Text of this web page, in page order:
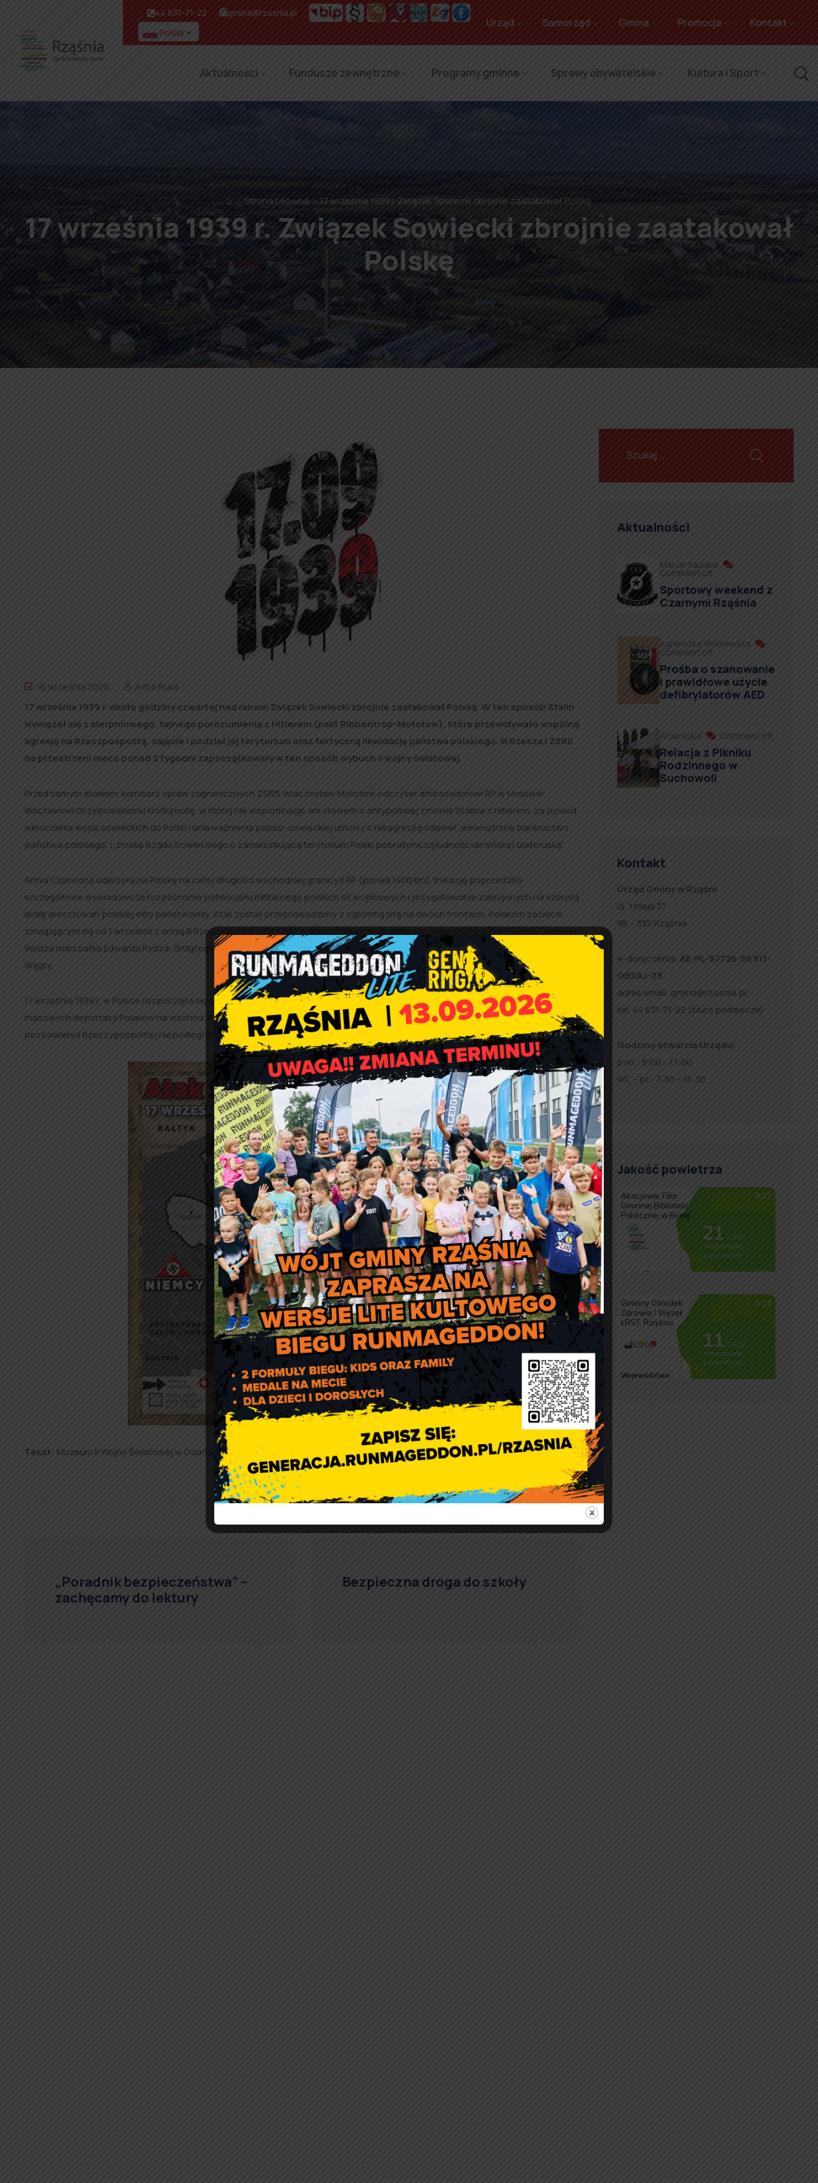
44 631-71-22 gmina@rzasnia.pl
Polski ▼
Urząd Samorząd Gmina Promocja Kontakt
Aktualności Fundusze zewnętrzne Programy gminne Sprawy obywatelskie Kultura i Sport
⌂ Strona Główna 17 września 1939 r. Związek Sowiecki zbrojnie zaatakował Polskę
17 września 1939 r. Związek Sowiecki zbrojnie zaatakował
Polskę
16 września 2025
Artur Ruka
17 września 1939 r. około godziny czwartej nad ranem Związek Sowiecki zbrojnie zaatakował Polskę. W ten sposób Stalin
wywiązał się z sierpniowego, tajnego porozumienia z Hitlerem (pakt Ribbentrop-Mołotow), które przewidywało wspólną
agresję na Rzeczpospolitą, zajęcie i podział jej terytorium oraz faktyczną likwidację państwa polskiego. III Rzesza i ZSRS
na przestrzeni nieco ponad 2 tygodni zapoczątkowały w ten sposób wybuch II wojny światowej.
Przed samym atakiem, komisarz spraw zagranicznych ZSRS Wiaczesław Mołotow odczytał ambasadorowi RP w Moskwie
Wacławowi Grzybowskiemu krótką notę, w której nie wspominając ani słowem o antypolskiej zmowie Stalina z Hitlerem, za powód
wkroczenia wojsk sowieckich do Polski i unieważnienia polsko-sowieckiej umowy o nieagresji podawał „wewnętrzne bankructwo
państwa polskiego” i „troskę Rządu Sowieckiego o zamieszkującą terytorium Polski pobratymczą ludność ukraińską i białoruską”.
Armia Czerwona uderzyła na Polskę na całej długości wschodniej granicy II RP (ponad 1400 km). Inwazję poprzedziło
szczegółowe wywiadowcze rozpoznanie potencjału militarnego polskich sił wojskowych i przygotowanie zakrojonych na szeroką
skalę aresztowań polskiej elity państwowej. Atak został przeprowadzony z ogromną siłą na dwóch frontach. Polakom zacięcie
zmagającym się od 1 września z armią III Rzeszy został wbity nóż w plecy. Sytuację dodatkowo pogarszała dyrektywa Naczelnego
Wodza marszałka Edwarda Rydza-Śmigłego o unikaniu walk z jednostkami ACz i wycofywaniu oddziałów WP do Rumunii i na
Węgry.
17 września 1939 r. w Polsce rozpoczęła się okupacja sowiecka, która w niedługim czasie doprowadziła do ludobójstwa w Katyniu i
masowych deportacji Polaków na wschód. Poza tym ta data to symboliczny początek trwałej utraty Kresów Wschodnich i
pozbawienia Rzeczypospolitej niepodległości na kilkadziesiąt następnych lat.
Tekst: Muzeum II Wojny Światowej w Gdańsku.Mapa: Muzeum Kierownictwa Dywersji Armii Krajowej.
„Poradnik bezpieczeństwa” –
zachęcamy do lektury
Bezpieczna droga do szkoły
Aktualności
Marcin Kazuba
Comment off
Sportowy weekend z
Czarnymi Rząśnia
Agnieszka Wiśniewska
Comment off
Prośba o szanowanie
i prawidłowe użycie
defibrylatorów AED
Artur Ruka Comment off
Relacja z Pikniku
Rodzinnego w
Suchowoli
Kontakt
Urząd Gminy w Rząśni
ul. 1 Maja 37
98 – 332 Rząśnia
e-doręczenia: AE:PL-57726-56911-
GBSAJ-23
adres email: gmina@rzasnia.pl
tel. 44 631-71-22 (biuro podawcze)
Godziny otwarcia Urzędu:
pon.: 9:00 – 17:00
wt. – pt.: 7:30 – 15:30
Jakość powietrza